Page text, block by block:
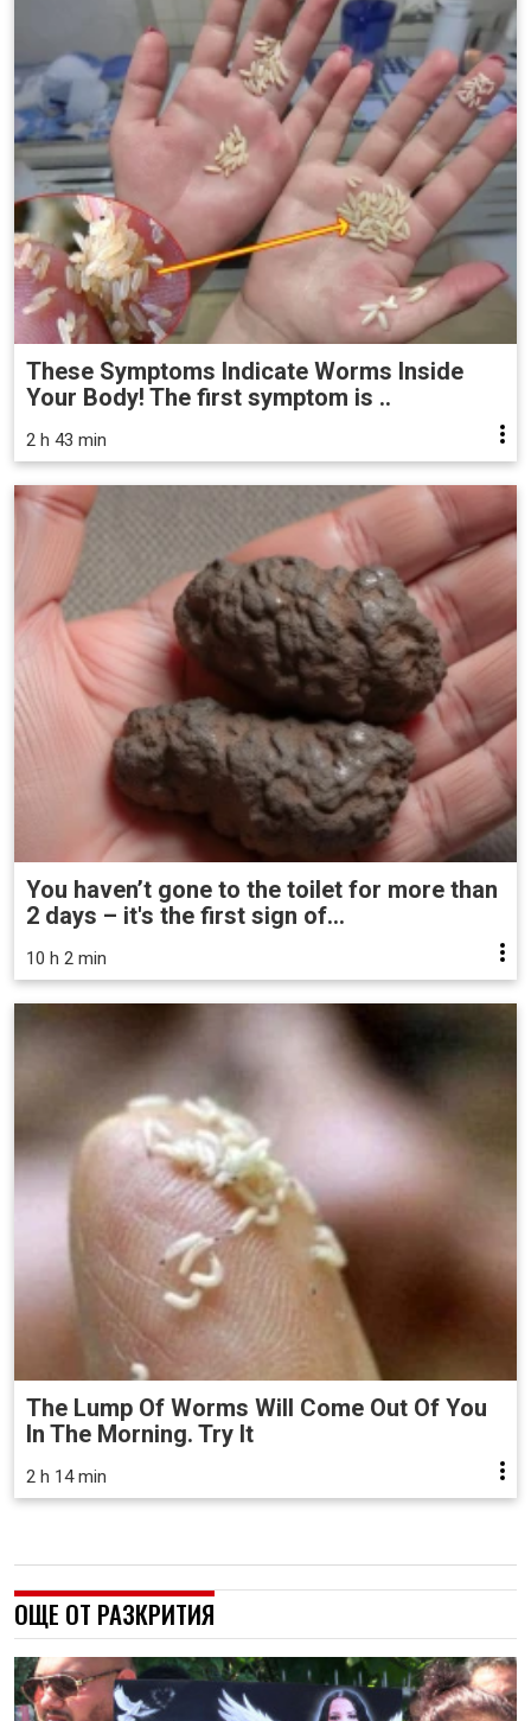
These Symptoms Indicate Worms Inside
Your Body! The first symptom is ..
2 h 43 min
You haven’t gone to the toilet for more than
2 days – it's the first sign of...
10 h 2 min
The Lump Of Worms Will Come Out Of You
In The Morning. Try It
2 h 14 min
ОЩЕ ОТ РАЗКРИТИЯ